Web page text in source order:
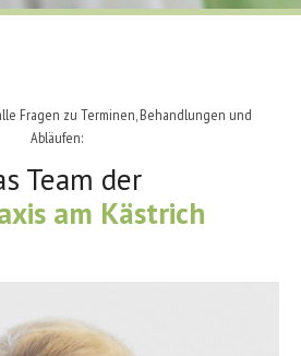
Fragen zu Terminen, Behandlungen und
Abläufen:
Team der
am Kästrich